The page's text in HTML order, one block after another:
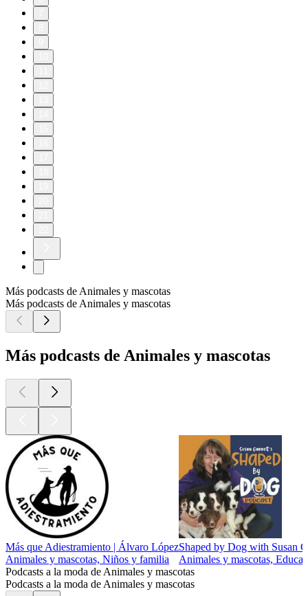
Más podcasts de Animales y mascotas
Más podcasts de Animales y mascotas
Más podcasts de Animales y mascotas
Más que Adiestramiento | Álvaro López
Animales y mascotas, Niños y familia
Shaped by Dog with Susan
Animales y mascotas,
Podcasts a la moda de Animales y mascotas
Podcasts a la moda de Animales y mascotas